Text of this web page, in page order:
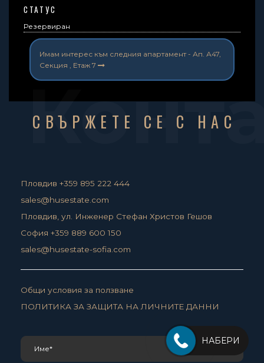
СТАТУС
Резервиран
Имам интерес към следния апартамент - Ап. А47,
Секция , Етаж 7
СВЪРЖЕТЕ СЕ С НАС
Пловдив +359 895 222 444
sales@husestate.com
Пловдив, ул. Инженер Стефан Христов Гешов
София +359 889 600 150
sales@husestate-sofia.com
Общи условия за ползване
ПОЛИТИКА ЗА ЗАЩИТА НА ЛИЧНИТЕ ДАННИ
НАБЕРИ